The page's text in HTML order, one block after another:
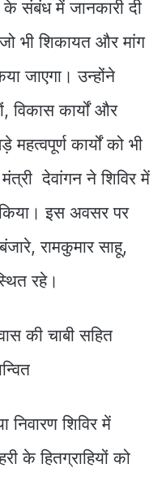
के संबंध में जानकारी दी
भी शिकायत और मांग
जाएगा। उन्होंने
विकास कार्यों और
कार्यों को भी
देवांगन ने शिविर में
इस अवसर पर
रामकुमार साहू,
रहे।
की चाबी सहित
शिविर में
के हितग्राहियों को